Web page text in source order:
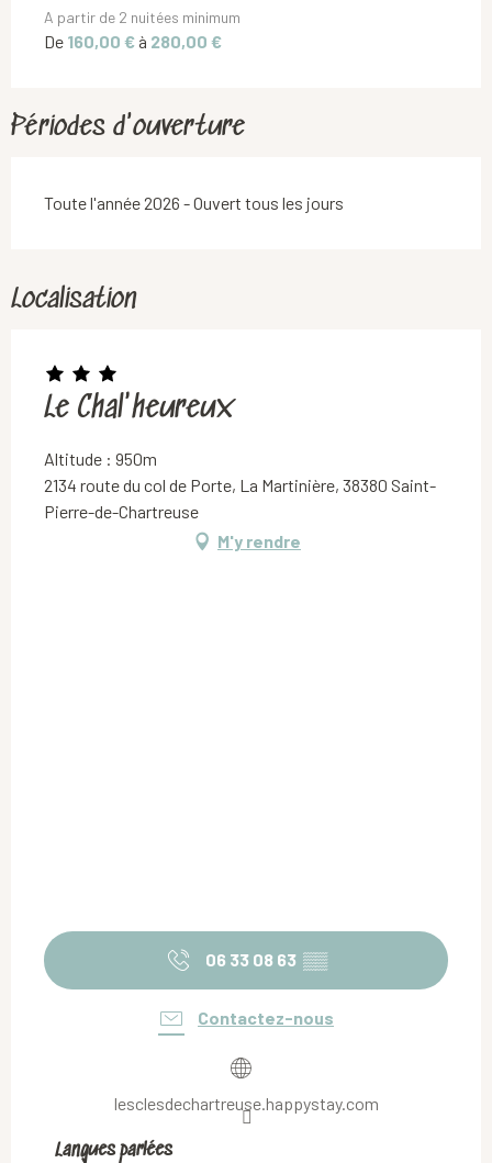
A partir de 2 nuitées minimum
De 160,00 € à 280,00 €
Périodes d'ouverture
Toute l'année 2026 - Ouvert tous les jours
Localisation
Le Chal'heureux
Altitude : 950m
2134 route du col de Porte, La Martinière, 38380 Saint-
Pierre-de-Chartreuse
M'y rendre
06 33 08 63 ▒▒
Contactez-nous
lesclesdechartreuse.happystay.com
Langues parlées
Langues parlées